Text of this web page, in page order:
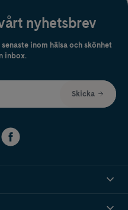
nyhetsbrev
inom hälsa och skönhet
inbox.
Skicka